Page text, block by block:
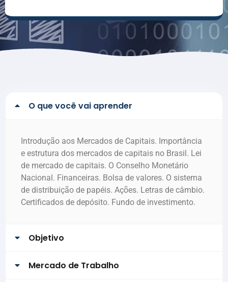
O que você vai aprender
Introdução aos Mercados de Capitais. Importância
e estrutura dos mercados de capitais no Brasil. Lei
de mercado de capitais. O Conselho Monetário
Nacional. Financeiras. Bolsa de valores. O sistema
de distribuição de papéis. Ações. Letras de câmbio.
Certificados de depósito. Fundo de investimento.
Objetivo
Mercado de Trabalho